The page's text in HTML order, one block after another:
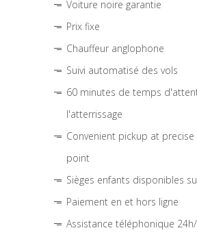
Voiture noire garantie
Prix fixe
Chauffeur anglophone
Suivi automatisé des vols
60 minutes de temps
l'atterrissage
Convenient pickup at
point
Sièges enfants disponibles
Paiement en et hors ligne
Assistance téléphonique